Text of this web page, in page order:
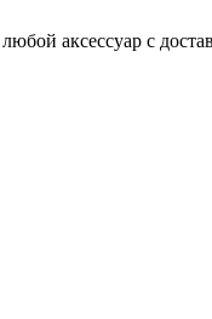
аксессуар с